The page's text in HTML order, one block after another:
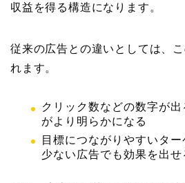
収益を得る構造になります。
従来の広告との違いとしては、
れます。
クリック数などの数字が
がより明らかになる
目標につながりやすいター
少ない広告でも効果を出